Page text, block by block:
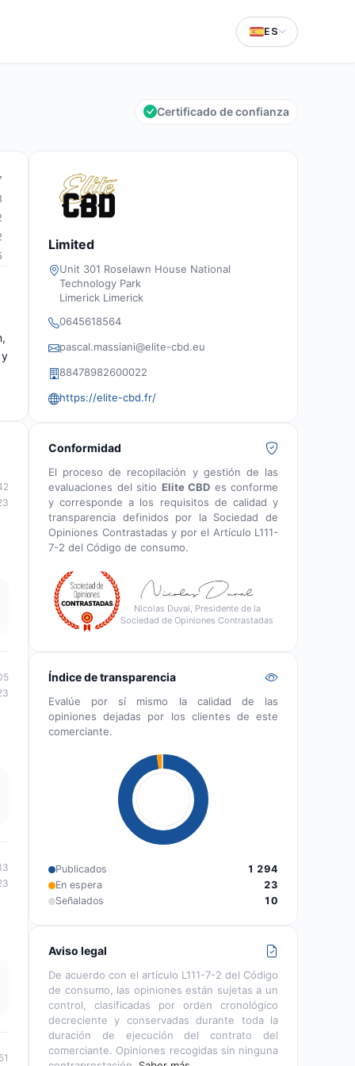
ES
Certificado de confianza
y
Limited
Unit 301 Roselawn House National
Technology Park
Limerick Limerick
0645618564
pascal.massiani@elite-cbd.eu
88478982600022
https://elite-cbd.fr/
Conformidad
El proceso de recopilación y gestión de las
evaluaciones del sitio Elite CBD es conforme
y corresponde a los requisitos de calidad y
transparencia definidos por la Sociedad de
Opiniones Contrastadas y por el Artículo L111-
7-2 del Código de consumo.
Nicolas Duval, Presidente de la
Sociedad de Opiniones Contrastadas
Índice de transparencia
Evalúe por sí mismo la calidad de las
opiniones dejadas por los clientes de este
comerciante.
Publicados
1 294
En espera
23
Señalados
10
Aviso legal
De acuerdo con el artículo L111-7-2 del Código
de consumo, las opiniones están sujetas a un
control, clasificadas por orden cronológico
decreciente y conservadas durante toda la
duración de ejecución del contrato del
comerciante. Opiniones recogidas sin ninguna